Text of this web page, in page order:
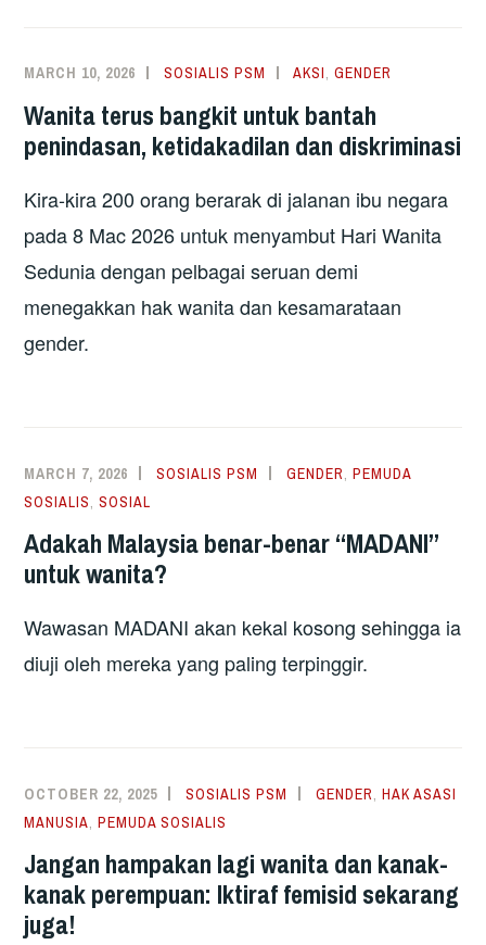
MARCH 10, 2026 SOSIALIS PSM AKSI,GENDER
Wanita terus bangkit untuk bantah
penindasan, ketidakadilan dan diskriminasi
Kira-kira 200 orang berarak di jalanan ibu negara
pada 8 Mac 2026 untuk menyambut Hari Wanita
Sedunia dengan pelbagai seruan demi
menegakkan hak wanita dan kesamarataan
gender.
MARCH 7, 2026 SOSIALIS PSM GENDER,PEMUDA
SOSIALIS,SOSIAL
Adakah Malaysia benar-benar “MADANI”
untuk wanita?
Wawasan MADANI akan kekal kosong sehingga ia
diuji oleh mereka yang paling terpinggir.
OCTOBER 22, 2025 SOSIALIS PSM GENDER,HAK ASASI
MANUSIA,PEMUDA SOSIALIS
Jangan hampakan lagi wanita dan kanak-
kanak perempuan: Iktiraf femisid sekarang
juga!